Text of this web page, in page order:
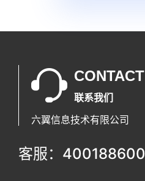
CONTACT
联系我们
六翼信息技术有限公司
客服：